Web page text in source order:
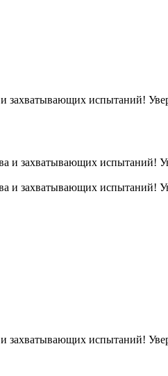
захватывающих испытаний!
и захватывающих испытаний!
и захватывающих испытаний!
захватывающих испытаний!